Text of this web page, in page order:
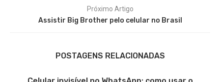
Próximo Artigo
Assistir Big Brother pelo celular no Brasil
POSTAGENS RELACIONADAS